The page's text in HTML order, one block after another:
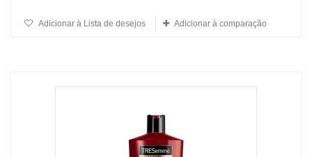
Adicionar à Lista de desejos Adicionar à comparação